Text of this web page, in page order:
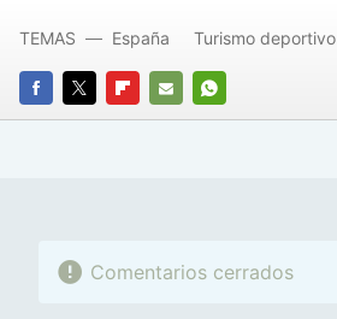
FACEBOOK
TWITTERFLIPBOARD
E-
WHATSAPP
TEMAS España Turismo deportivo
Comentarios cerrados